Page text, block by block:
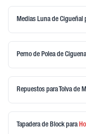
Medias Luna de Cigueñal
Perno de Polea de
Repuestos para Tolva de
Tapadera de Blockpara